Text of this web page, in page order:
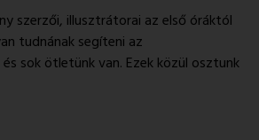
szerzői, illusztrátorai az első óráktól
tudnának segíteni az
sok ötletünk van. Ezek közül osztunk